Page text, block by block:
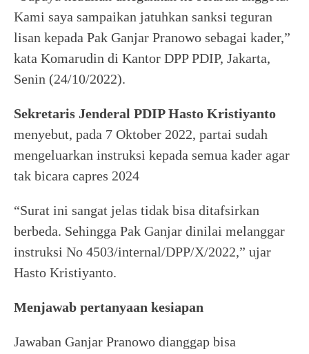
Kami saya sampaikan jatuhkan sanksi teguran
lisan kepada Pak Ganjar Pranowo sebagai kader,”
kata Komarudin di Kantor DPP PDIP, Jakarta,
Senin (24/10/2022).
Sekretaris Jenderal PDIP Hasto Kristiyanto
menyebut, pada 7 Oktober 2022, partai sudah
mengeluarkan instruksi kepada semua kader agar
tak bicara capres 2024
“Surat ini sangat jelas tidak bisa ditafsirkan
berbeda. Sehingga Pak Ganjar dinilai melanggar
instruksi No 4503/internal/DPP/X/2022,” ujar
Hasto Kristiyanto.
Menjawab pertanyaan kesiapan
Jawaban Ganjar Pranowo dianggap bisa